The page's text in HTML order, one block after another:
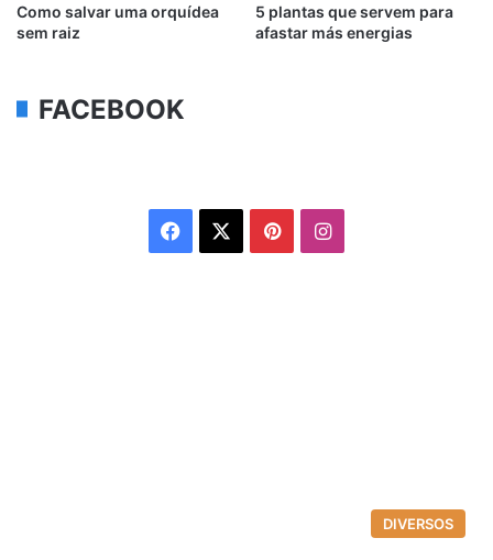
Como salvar uma orquídea
sem raiz
5 plantas que servem para
afastar más energias
FACEBOOK
Facebook PinterestInstagram
DIVERSOS